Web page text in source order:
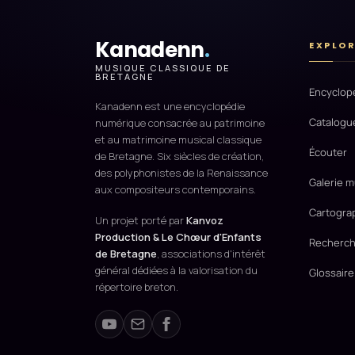
Kanadenn.
MUSIQUE CLASSIQUE DE
BRETAGNE
Kanadenn est une encyclopédie
numérique consacrée au patrimoine
et au matrimoine musical classique
de Bretagne. Six siècles de création,
des polyphonistes de la Renaissance
aux compositeurs contemporains.
Un projet porté parKanvoz
Production & Le Chœur d'Enfants
de Bretagne, associations d'intérêt
général dédiées à la valorisation du
répertoire breton.
Écouter
Galerie
Glossaire